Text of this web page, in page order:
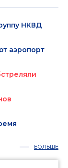
НКВД
аэропорт
БОЛЬШЕ